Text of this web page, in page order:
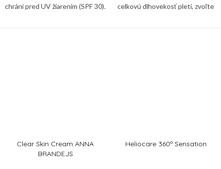
chráni pred UV žiarením (SPF 30).
celkovú dlhovekosť pleti, zvoľte
Clear Skin Cream ANNA
BRANDEJS
Heliocare 360º Sensation